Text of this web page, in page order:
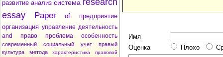
развитие анализ система research
essay
Paper of
предприятие
организация управление деятельность
and
право проблема особенность
современный социальный учет
правый
культура
метода характеристика
правовой
Имя
Оценка
Плохо